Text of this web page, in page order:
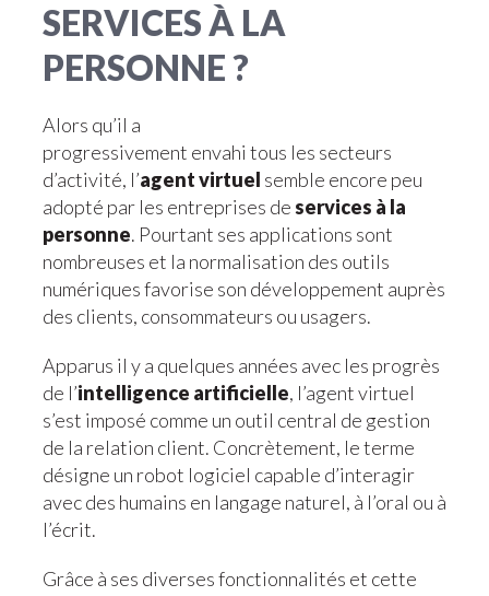
SERVICES À LA
PERSONNE ?
Alors qu’il a
progressivement envahi tous les secteurs
d’activité, l’agent virtuel semble encore peu
adopté par les entreprises deservices à la
personne. Pourtant ses applications sont
nombreuses et la normalisation des outils
numériques favorise son développement auprès
des clients, consommateurs ou usagers.
Apparus il y a quelques années avec les progrès
de l’intelligence artificielle, l’agent virtuel
s’est imposé comme un outil central de gestion
de la relation client. Concrètement, le terme
désigne un robot logiciel capable d’interagir
avec des humains en langage naturel, à l’oral ou à
l’écrit.
Grâce à ses diverses fonctionnalités et cette